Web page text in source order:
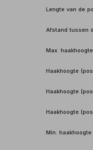
Lengte van de
Afstand tussen
Max.
Haakhoogte
Haakhoogte
Haakhoogte
Min.